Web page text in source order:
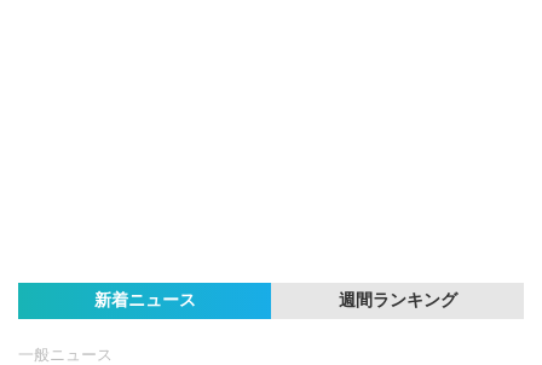
新着ニュース 週間ランキング
一般ニュース